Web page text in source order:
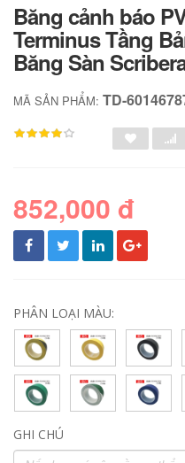
Băng cảnh báo
Terminus Tầng
Băng Sàn
MÃ SẢN PHẨM: TD-
852,000 đ
PHÂN LOẠI MÀU:
GHI CHÚ